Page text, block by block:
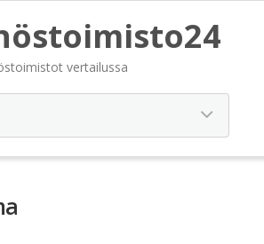
vertailussa